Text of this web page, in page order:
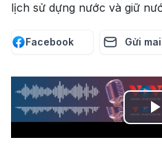
lịch sử dựng nước và giữ
Facebook Gửi